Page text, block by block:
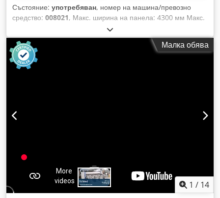
Състояние: употребяван, номер на машина/превозно
средство: 008021, Макс. ширина на панела: 4300 мм Макс.
дължина на панела: 2200 мм Максимално издаване на
главния трион: 125 мм Брой стягащи цанги: 11 Ротационна
станция: да Зареждаща система за тънки детайли: да
Зареждаща система с вакуумни чашки: да Dksdpfx Aasy
Nkygj Tsr
Малка обява
1 / 14